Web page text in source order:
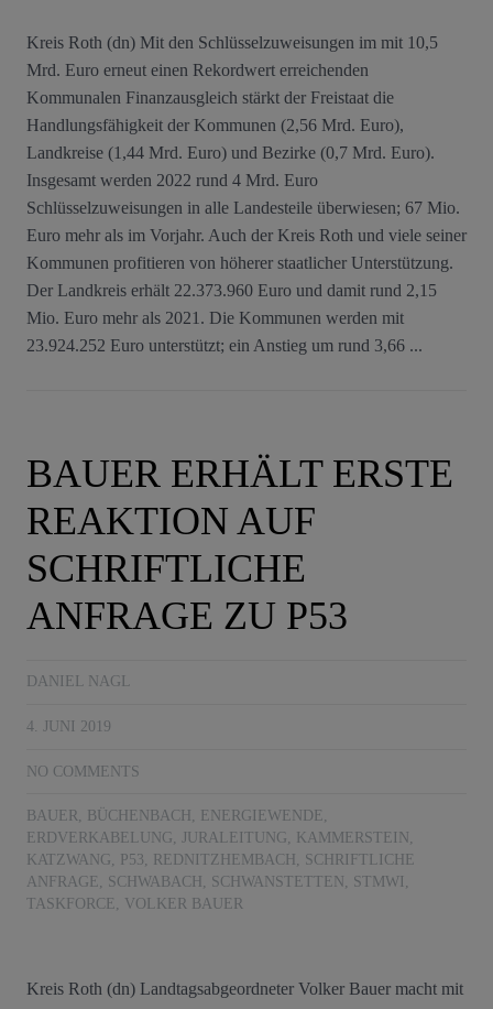
Kreis Roth (dn) Mit den Schlüsselzuweisungen im mit 10,5
Mrd. Euro erneut einen Rekordwert erreichenden
Kommunalen Finanzausgleich stärkt der Freistaat die
Handlungsfähigkeit der Kommunen (2,56 Mrd. Euro),
Landkreise (1,44 Mrd. Euro) und Bezirke (0,7 Mrd. Euro).
Insgesamt werden 2022 rund 4 Mrd. Euro
Schlüsselzuweisungen in alle Landesteile überwiesen; 67 Mio.
Euro mehr als im Vorjahr. Auch der Kreis Roth und viele seiner
Kommunen profitieren von höherer staatlicher Unterstützung.
Der Landkreis erhält 22.373.960 Euro und damit rund 2,15
Mio. Euro mehr als 2021. Die Kommunen werden mit
23.924.252 Euro unterstützt; ein Anstieg um rund 3,66 ...
BAUER ERHÄLT ERSTE
REAKTION AUF
SCHRIFTLICHE
ANFRAGE ZU P53
DANIEL NAGL
4. JUNI 2019
NO COMMENTS
BAUER, BÜCHENBACH , ENERGIEWENDE,
ERDVERKABELUNG, JURALEITUNG, KAMMERSTEIN ,
KATZWANG, P53, REDNITZHEMBACH , SCHRIFTLICHE
ANFRAGE, SCHWABACH , SCHWANSTETTEN , STMWI ,
TASKFORCE, VOLKER BAUER
Kreis Roth (dn) Landtagsabgeordneter Volker Bauer macht mit